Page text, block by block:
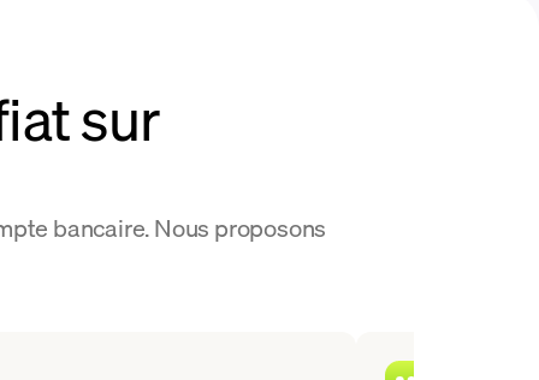
sur
bancaire. Nous proposons